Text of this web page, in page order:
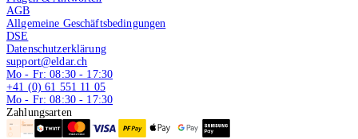
AGB
Allgemeine Geschäftsbedingungen
DSE
Datenschutzerklärung
support@eldar.ch
Mo - Fr: 08:30 - 17:30
+41 (0) 61 551 11 05
Mo - Fr: 08:30 - 17:30
Zahlungsarten